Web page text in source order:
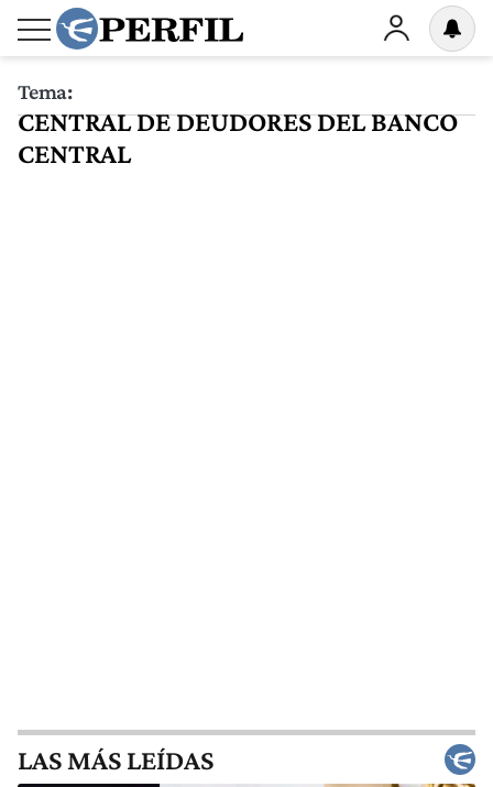
Tema:
CENTRAL DE DEUDORES DEL BANCO
CENTRAL
LAS MÁS LEÍDAS